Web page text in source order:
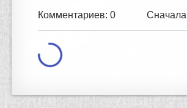
Комментариев: 0 Сначала